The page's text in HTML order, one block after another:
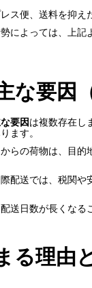
ス便、送料を抑
によっては、上
な要因
要因は複数存在し
ます。
らの荷物は、目
配送では、税関
送日数が長くな
る理由